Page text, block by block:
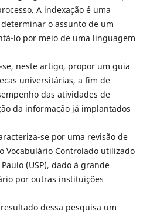
A indexação é uma
o assunto de um
lo por meio de uma linguagem
se, neste artigo, propor um guia
universitárias, a fim de
das atividades de
da informação já implantados
se por uma revisão de
Vocabulário Controlado utilizado
(USP), dado à grande
por outras instituições
dessa pesquisa um